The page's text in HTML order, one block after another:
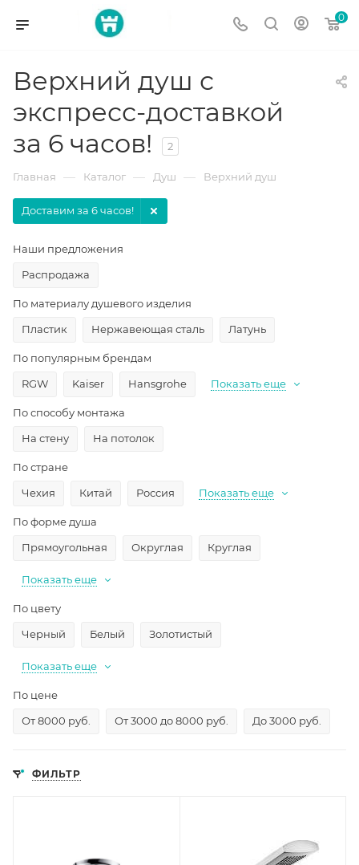
0
Верхний душ с
экспресс-доставкой
за 6 часов!
2
Главная — Каталог — Душ — Верхний душ
Доставим за 6 часов!
Наши предложения
Распродажа
По материалу душевого изделия
Пластик
Нержавеющая сталь Латунь
По популярным брендам
RGW
Kaiser Hansgrohe Показать еще
По способу монтажа
На стену
На потолок
По стране
Чехия
Китай Россия Показать еще
По форме душа
Прямоугольная
Округлая Круглая
Показать еще
По цвету
Черный
Белый Золотистый
Показать еще
По цене
От 8000 руб.
От 3000 до 8000 руб. До 3000 руб.
ФИЛЬТР